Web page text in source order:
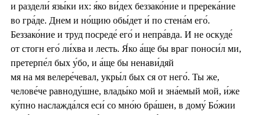
и раздели́ язы́ки их: я́ко ви́дех беззако́ние и пререка́ние
во гра́де. Днем и но́щию обы́дет и́ по стена́м его́.
Беззако́ние и труд посреде́ его́ и непра́вда. И не оскуде́
от стогн его́ ли́хва и лесть. Я́ко а́ще бы враг поноси́л ми,
претерпе́л бых у́бо, и а́ще бы ненави́дяй
мя на мя велере́чевал, укры́л бых ся от него́. Ты же,
челове́че равноду́шне, влады́ко мой и зна́емый мой, и́же
ку́пно наслажда́лся еси́ со мно́ю бра́шен, в дому́ Бо́жии